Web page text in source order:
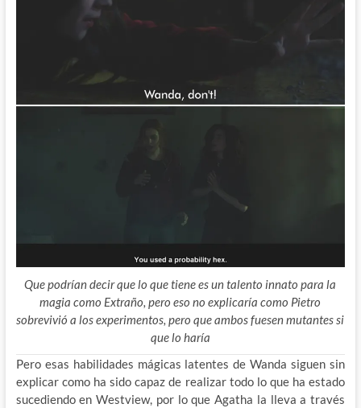
Que podrían decir que lo que tiene es un talento innato para la
magia como Extraño, pero eso no explicaría como Pietro
sobrevivió a los experimentos, pero que ambos fuesen mutantes si
que lo haría
Pero esas habilidades mágicas latentes de Wanda siguen sin
explicar como ha sido capaz de realizar todo lo que ha estado
sucediendo en Westview, por lo que Agatha la lleva a través